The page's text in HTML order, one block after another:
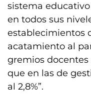
sistema
en todos sus
establecimientos
acatamiento al
gremios docentes
que en las de
al 2,8%”.